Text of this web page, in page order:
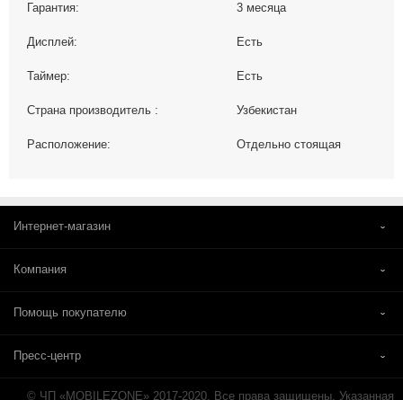
Гарантия: 3 месяца
Дисплей: Есть
Таймер: Есть
Страна производитель : Узбекистан
Расположение: Отдельно стоящая
Интернет-магазин
Компания
Помощь покупателю
Пресс-центр
© ЧП «MOBILEZONE» 2017-2020. Все права защищены. Указанная